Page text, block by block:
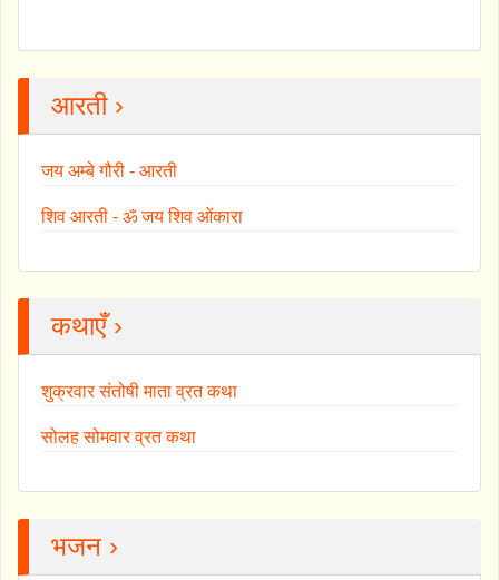
आरती ›
जय अम्बे गौरी - आरती
शिव आरती - ॐ जय शिव ओंकारा
कथाएँ ›
शुक्रवार संतोषी माता व्रत कथा
सोलह सोमवार व्रत कथा
भजन ›